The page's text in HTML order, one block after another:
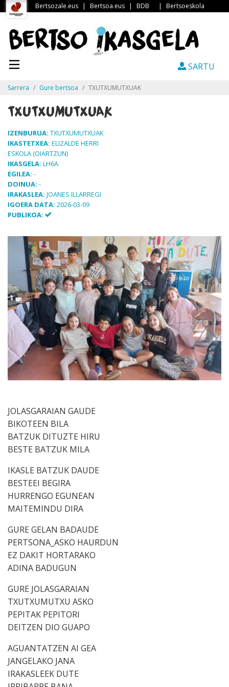
Bertsozale.eus | Bertsoa.eus | BDB | Bertsoeskola
SARTU
Sarrera Gure bertsoa TXUTXUMUTXUAK
TXUTXUMUTXUAK
IZENBURUA: TXUTXUMUTXUAK
IKASTETXEA: ELIZALDE HERRI
ESKOLA (OIARTZUN)
IKASGELA: LH6A
EGILEA: -
DOINUA: -
IRAKASLEA: JOANES ILLARREGI
IGOERA DATA: 2026-03-09
PUBLIKOA:
JOLASGARAIAN GAUDE
BIKOTEEN BILA
BATZUK DITUZTE HIRU
BESTE BATZUK MILA
IKASLE BATZUK DAUDE
BESTEEI BEGIRA
HURRENGO EGUNEAN
MAITEMINDU DIRA
GURE GELAN BADAUDE
PERTSONA_ASKO HAURDUN
EZ DAKIT HORTARAKO
ADINA BADUGUN
GURE JOLASGARAIAN
TXUTXUMUTXU ASKO
PEPITAK PEPITORI
DEITZEN DIO GUAPO
AGUANTATZEN AI GEA
JANGELAKO JANA
IRAKASLEEK DUTE